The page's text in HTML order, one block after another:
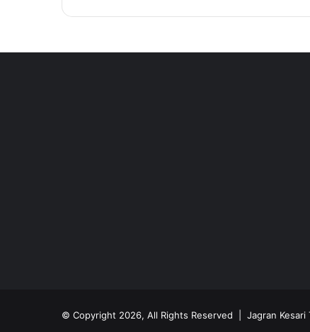
© Copyright 2026, All Rights Reserved | Jagran Kesari